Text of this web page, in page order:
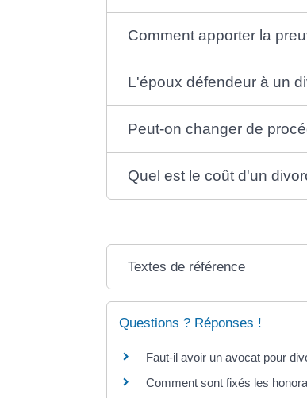
Comment apporter la
L'époux défendeur à un
Peut-on changer de
Quel est le coût d'un
Textes de référence
Questions ? Réponses !
Faut-il avoir un avocat pour
Comment sont fixés les